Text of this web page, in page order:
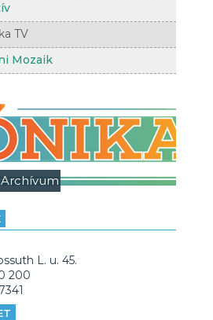
TV
Mozaik
L. u. 45.
200